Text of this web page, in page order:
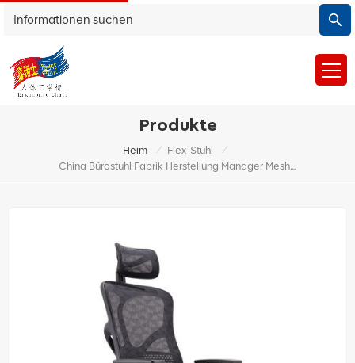
Produkte
Heim / Flex-Stuhl
/
China Bürostuhl Fabrik Herstellung Manager Mesh Drehbarer Chefbürostuhl